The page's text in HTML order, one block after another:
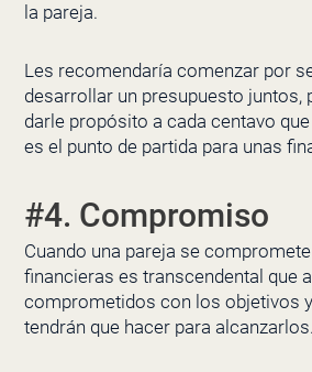
la pareja.
Les recomendaría comenzar por
desarrollar un presupuesto juntos,
darle propósito a cada centavo
es el punto de partida para unas
#4. Compromiso
Cuando una pareja se
financieras es transcendental que
comprometidos con los objetivos
tendrán que hacer para alcanzarlos.